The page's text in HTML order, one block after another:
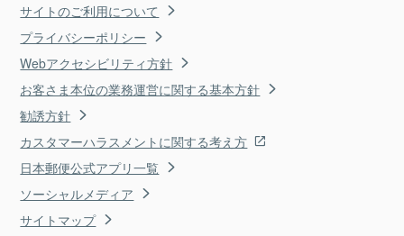
サイトのご利用について
プライバシーポリシー
Webアクセシビリティ方針
お客さま本位の業務運営に関する基本方針
勧誘方針
カスタマーハラスメントに関する考え方
日本郵便公式アプリ一覧
ソーシャルメディア
サイトマップ